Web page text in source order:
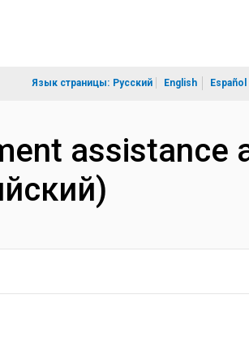
Язык страницы: Русский English Español
assistance